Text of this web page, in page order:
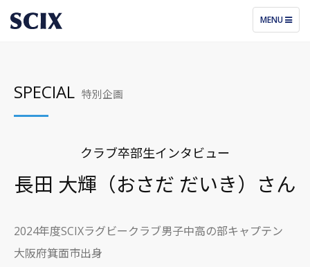
TOGGLE
NAVIGATION
MENU
SPECIAL 特別企画
クラブ卒部生インタビュー
長田 大輝（おさだ だいき）さん
2024年度SCIXラグビークラブ男子中高の部キャプテン
大阪府箕面市出身